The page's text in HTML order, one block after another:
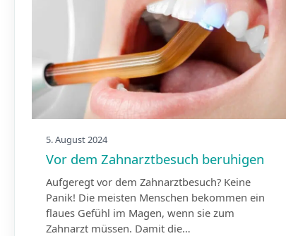
5. August 2024
Vor dem Zahnarztbesuch beruhigen
Aufgeregt vor dem Zahnarztbesuch? Keine
Panik! Die meisten Menschen bekommen ein
flaues Gefühl im Magen, wenn sie zum
Zahnarzt müssen. Damit die…